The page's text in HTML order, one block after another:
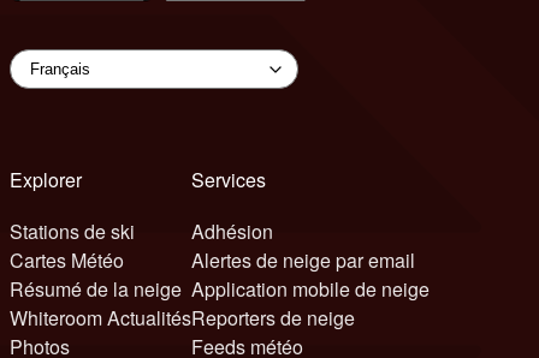
Explorer
Stations de ski
Cartes Météo
Résumé de la neige
Whiteroom Actualités
Photos
Services
Adhésion
Alertes de neige par email
Application mobile de neige
Reporters de neige
Feeds météo